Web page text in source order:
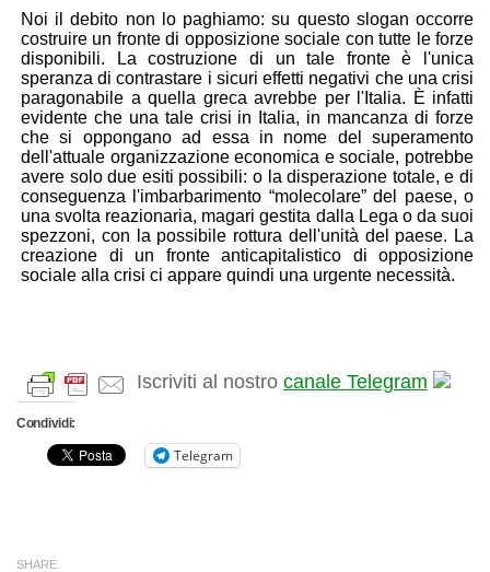
Noi il debito non lo paghiamo: su questo slogan occorre
costruire un fronte di opposizione sociale con tutte le forze
disponibili. La costruzione di un tale fronte è l'unica
speranza di contrastare i sicuri effetti negativi che una crisi
paragonabile a quella greca avrebbe per l'Italia. È infatti
evidente che una tale crisi in Italia, in mancanza di forze
che si oppongano ad essa in nome del superamento
dell'attuale organizzazione economica e sociale, potrebbe
avere solo due esiti possibili: o la disperazione totale, e di
conseguenza l'imbarbarimento “molecolare” del paese, o
una svolta reazionaria, magari gestita dalla Lega o da suoi
spezzoni, con la possibile rottura dell'unità del paese. La
creazione di un fronte anticapitalistico di opposizione
sociale alla crisi ci appare quindi una urgente necessità.
Iscriviti al nostro canale Telegram
Condividi:
Telegram
SHARE